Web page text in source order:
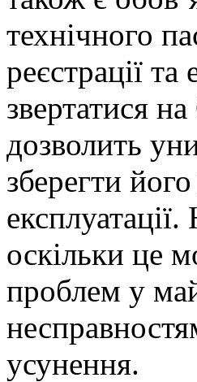
технічного
реєстрації
звертатися
дозволить
зберегти
оскільки це
проблем у
усунення.